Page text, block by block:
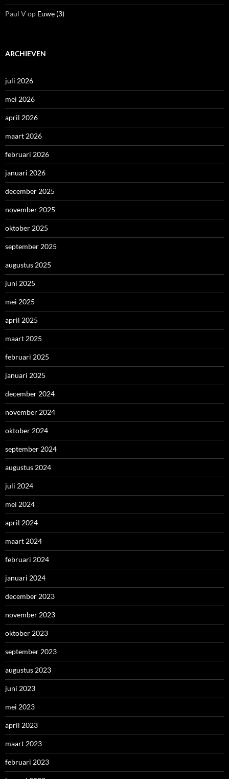
Paul Vop Euwe (3)
ARCHIEVEN
juli 2026
mei 2026
april 2026
maart 2026
februari 2026
januari 2026
december 2025
november 2025
oktober 2025
september 2025
augustus 2025
juni 2025
mei 2025
april 2025
maart 2025
februari 2025
januari 2025
december 2024
november 2024
oktober 2024
september 2024
augustus 2024
juli 2024
mei 2024
april 2024
maart 2024
februari 2024
januari 2024
december 2023
november 2023
oktober 2023
september 2023
augustus 2023
juni 2023
mei 2023
april 2023
maart 2023
februari 2023